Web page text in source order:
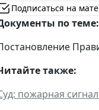
Подписаться на
по теме:
также:
пожарная